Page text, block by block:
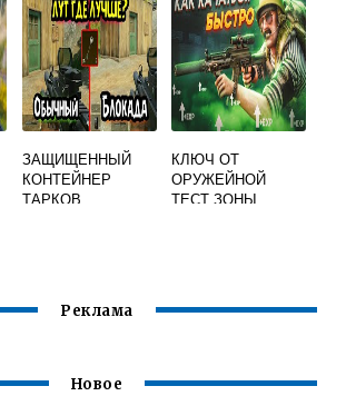
ЗАЩИЩЕННЫЙ
КОНТЕЙНЕР
ТАРКОВ
КЛЮЧ ОТ
ОРУЖЕЙНОЙ
ТЕСТ ЗОНЫ
Реклама
Новое